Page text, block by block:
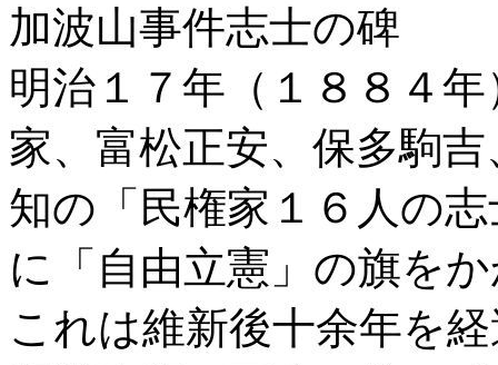
加波山事件志士の碑
明治１７年（１８８４
家、富松正安、保多駒
知の「民権家１６人の
に「自由立憲」の旗を
これは維新後十余年を